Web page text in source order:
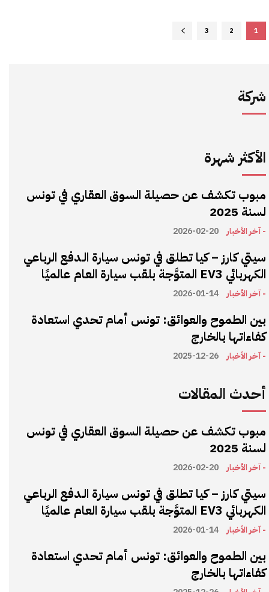
1
2
3
شركة
الأكثر شهرة
مبوب تكشف عن حصيلة السوق العقاري في تونس
لسنة 2025
- آخر الأخبار 2026-02-20
سيتي كارز – كيا تطلق في تونس سيارة الـدفع الرباعي
الكهربائي EV3 المتوَّجة بلقب سيارة العام عالميًا
- آخر الأخبار 2026-01-14
بين الطموح والعوائق: تونس أمام تحدي استعادة
كفاءاتها بالخارج
- آخر الأخبار 2025-12-26
أحدث المقالات
مبوب تكشف عن حصيلة السوق العقاري في تونس
لسنة 2025
- آخر الأخبار 2026-02-20
سيتي كارز – كيا تطلق في تونس سيارة الـدفع الرباعي
الكهربائي EV3 المتوَّجة بلقب سيارة العام عالميًا
- آخر الأخبار 2026-01-14
بين الطموح والعوائق: تونس أمام تحدي استعادة
كفاءاتها بالخارج